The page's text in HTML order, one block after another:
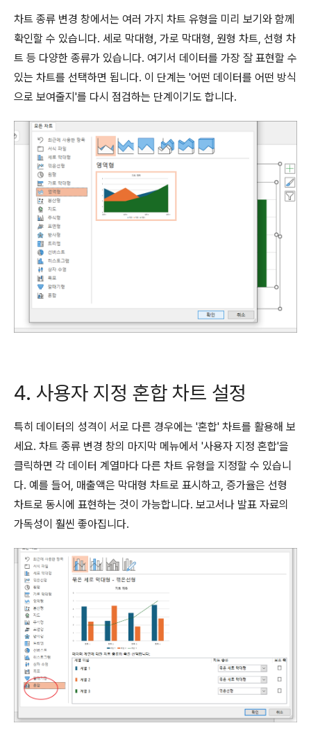
차트 종류 변경 창에서는 여러 가지 차트 유형을 미리 보기와 함께
확인할 수 있습니다. 세로 막대형, 가로 막대형, 원형 차트, 선형 차
트 등 다양한 종류가 있습니다. 여기서 데이터를 가장 잘 표현할 수
있는 차트를 선택하면 됩니다. 이 단계는 '어떤 데이터를 어떤 방식
으로 보여줄지'를 다시 점검하는 단계이기도 합니다.
4. 사용자 지정 혼합 차트 설정
특히 데이터의 성격이 서로 다른 경우에는 '혼합' 차트를 활용해 보
세요. 차트 종류 변경 창의 마지막 메뉴에서 '사용자 지정 혼합'을
클릭하면 각 데이터 계열마다 다른 차트 유형을 지정할 수 있습니
다. 예를 들어, 매출액은 막대형 차트로 표시하고, 증가율은 선형
차트로 동시에 표현하는 것이 가능합니다. 보고서나 발표 자료의
가독성이 훨씬 좋아집니다.